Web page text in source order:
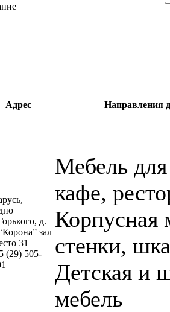
Адрес Направления
д.
зал
31
(29) 505-
Мебель
кафе,
Корпусная
стенки,
Детская и
мебель